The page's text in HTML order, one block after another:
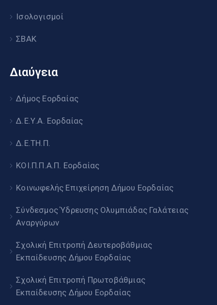
Ισολογισμοί
ΣΒΑΚ
Διαύγεια
Δήμος Εορδαίας
Δ.Ε.Υ.Α. Εορδαίας
Δ.Ε.ΤΗ.Π.
ΚΟΙ.Π.Π.Α.Π. Εορδαίας
Κοινωφελής Επιχείρηση Δήμου Εορδαίας
Σύνδεσμος Ύδρευσης Ολυμπιάδας Γαλάτειας
Αναργύρων
Σχολική Επιτροπή Δευτεροβάθμιας
Εκπαίδευσης Δήμου Εορδαίας
Σχολική Επιτροπή Πρωτοβάθμιας
Εκπαίδευσης Δήμου Εορδαίας